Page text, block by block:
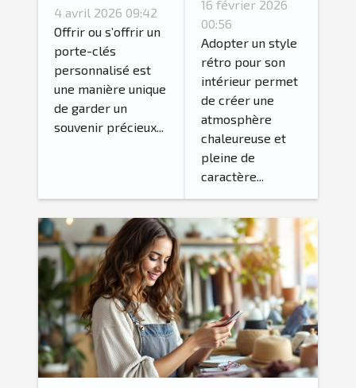
photo idéale
pour votre
porte-clés
personnalisé?
4 avril 2026 09:42
Offrir ou s’offrir un
porte-clés
personnalisé est
une manière unique
de garder un
souvenir précieux...
accessoires
vintage
pour un
intérieur
rétro
authentique
?
16 février 2026
00:56
Adopter un style
rétro pour son
intérieur permet
de créer une
atmosphère
chaleureuse et
pleine de
caractère...